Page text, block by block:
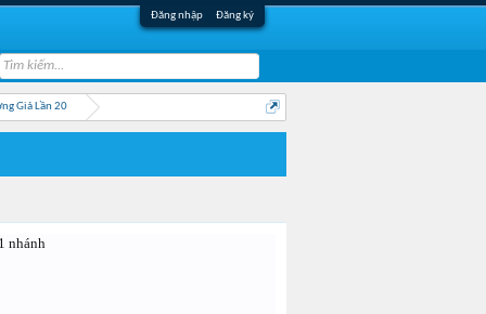
Đăng nhập Đăng ký
Giả Lần 20
nhánh